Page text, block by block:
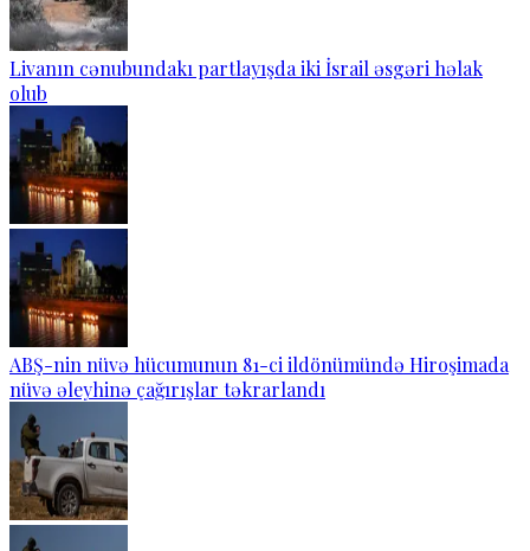
Livanın cənubundakı partlayışda iki İsrail əsgəri həlak
olub
ABŞ-nin nüvə hücumunun 81-ci ildönümündə Hiroşimada
nüvə əleyhinə çağırışlar təkrarlandı